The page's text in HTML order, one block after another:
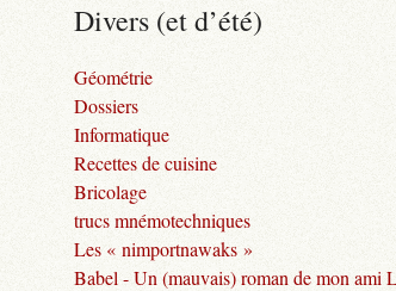
Divers (et d’été)
Géométrie
Dossiers
Informatique
Recettes de cuisine
Bricolage
trucs mnémotechniques
Les « nimportnawaks »
Babel - Un (mauvais) roman de mon ami